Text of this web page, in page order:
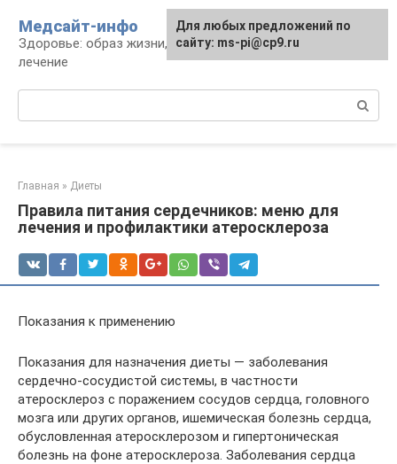
контенту
Медсайт-инфо
Здоровье: образ жизни, профилактика и
лечение
Главная » Диеты
Правила питания сердечников: меню для
лечения и профилактики атеросклероза
Показания к применению
Показания для назначения диеты — заболевания
сердечно-сосудистой системы, в частности
атеросклероз с поражением сосудов сердца, головного
мозга или других органов, ишемическая болезнь сердца,
обусловленная атеросклерозом и гипертоническая
болезнь на фоне атеросклероза. Заболевания сердца
Для любых предложений по
сайту: ms-pi@cp9.ru